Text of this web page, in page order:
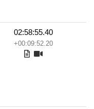
02:58:55.40
+00:09:52.20